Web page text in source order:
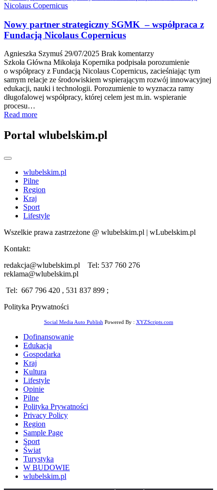
Nowy partner strategiczny SGMK – współpraca z
Fundacją Nicolaus Copernicus
Agnieszka Szymuś 29/07/2025 Brak komentarzy
Szkoła Główna Mikołaja Kopernika podpisała porozumienie
o współpracy z Fundacją Nicolaus Copernicus, zacieśniając tym
samym relacje ze środowiskiem wspierającym rozwój innowacyjnej
edukacji, nauki i technologii. Porozumienie to wyznacza ramy
długofalowej współpracy, której celem jest m.in. wspieranie
procesu…
Read more
Portal wlubelskim.pl
wlubelskim.pl
Pilne
Region
Kraj
Sport
Lifestyle
Wszelkie prawa zastrzeżone @ wlubelskim.pl | wLubelskim.pl
Kontakt:
redakcja@wlubelskim.pl Tel: 537 760 276
reklama@wlubelskim.pl
Tel: 667 796 420 , 531 837 899 ;
Polityka Prywatności
Social Media Auto Publish Powered By : XYZScripts.com
Dofinansowanie
Edukacja
Gospodarka
Kraj
Kultura
Lifestyle
Opinie
Pilne
Polityka Prywatności
Privacy Policy
Region
Sample Page
Sport
Świat
Turystyka
W BUDOWIE
wlubelskim.pl